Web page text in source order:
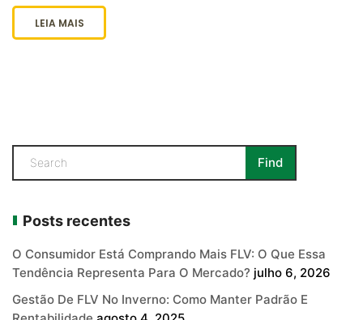
LEIA MAIS
Posts recentes
O Consumidor Está Comprando Mais FLV: O Que Essa
Tendência Representa Para O Mercado? julho 6, 2026
Gestão De FLV No Inverno: Como Manter Padrão E